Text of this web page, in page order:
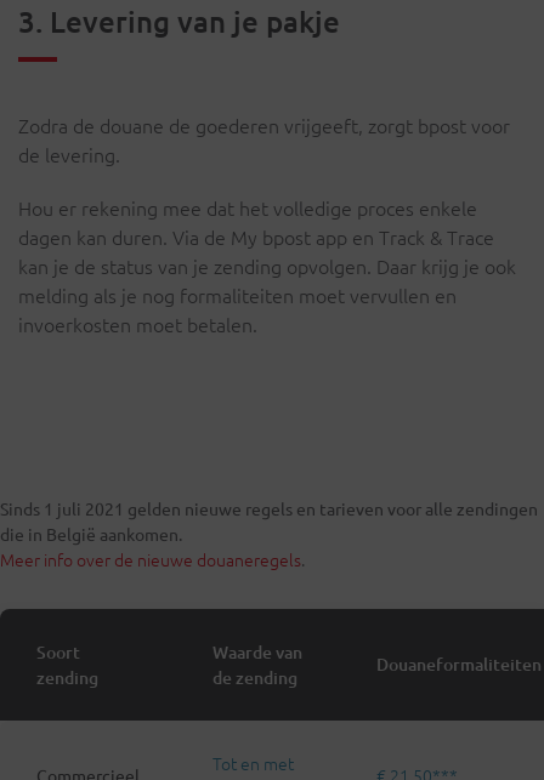
3. Levering van je pakje
Zodra de douane de goederen vrijgeeft, zorgt bpost voor
de levering.
Hou er rekening mee dat het volledige proces enkele
dagen kan duren. Via de My bpost app en Track & Trace
kan je de status van je zending opvolgen. Daar krijg je ook
melding als je nog formaliteiten moet vervullen en
invoerkosten moet betalen.
Sinds 1 juli 2021 gelden nieuwe regels en tarieven voor alle zendingen
die in België aankomen.
Meer info over de nieuwe douaneregels.
Soort
zending
Waarde van
de zending
Douaneformaliteiten
Commercieel
Tot en met
€ 21,50***